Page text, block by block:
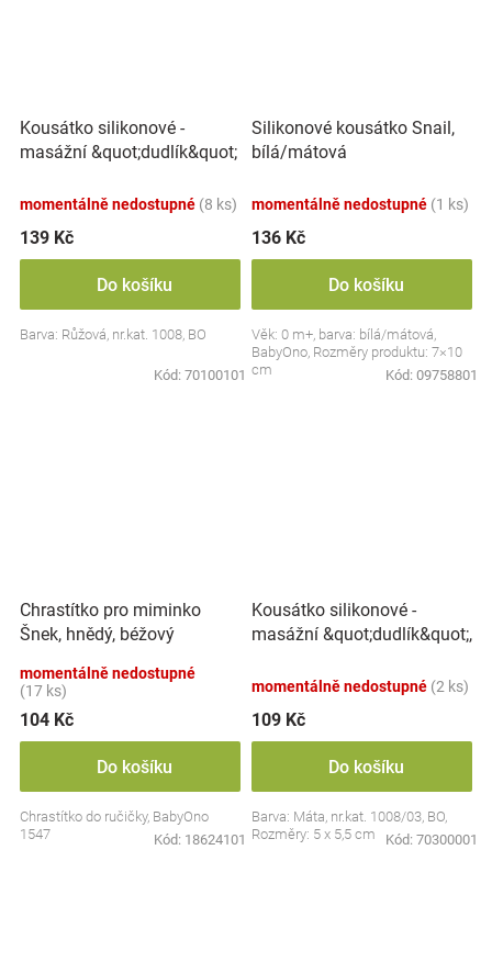
Kousátko silikonové -
masážní &quot;dudlík&quot;
momentálně nedostupné (8 ks)
139 Kč
Do košíku
Barva: Růžová, nr.kat. 1008, BO
Kód: 70100101
Silikonové kousátko Snail,
bílá/mátová
momentálně nedostupné (1 ks)
136 Kč
Do košíku
Věk: 0 m+, barva: bílá/mátová,
BabyOno, Rozměry produktu: 7×10
cm
Kód: 09758801
Chrastítko pro miminko
Šnek, hnědý, béžový
momentálně nedostupné
(17 ks)
104 Kč
Do košíku
Chrastítko do ručičky, BabyOno
1547
Kód: 18624101
Kousátko silikonové -
masážní &quot;dudlík&quot;,
momentálně nedostupné (2 ks)
109 Kč
Do košíku
Barva: Máta, nr.kat. 1008/03, BO,
Rozměry: 5 x 5,5 cm
Kód: 70300001